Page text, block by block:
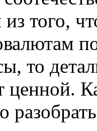
из того,
то
ценной.